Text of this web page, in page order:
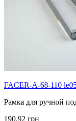
FACER-A-68-110
Рамка для ручной
190,92 грн